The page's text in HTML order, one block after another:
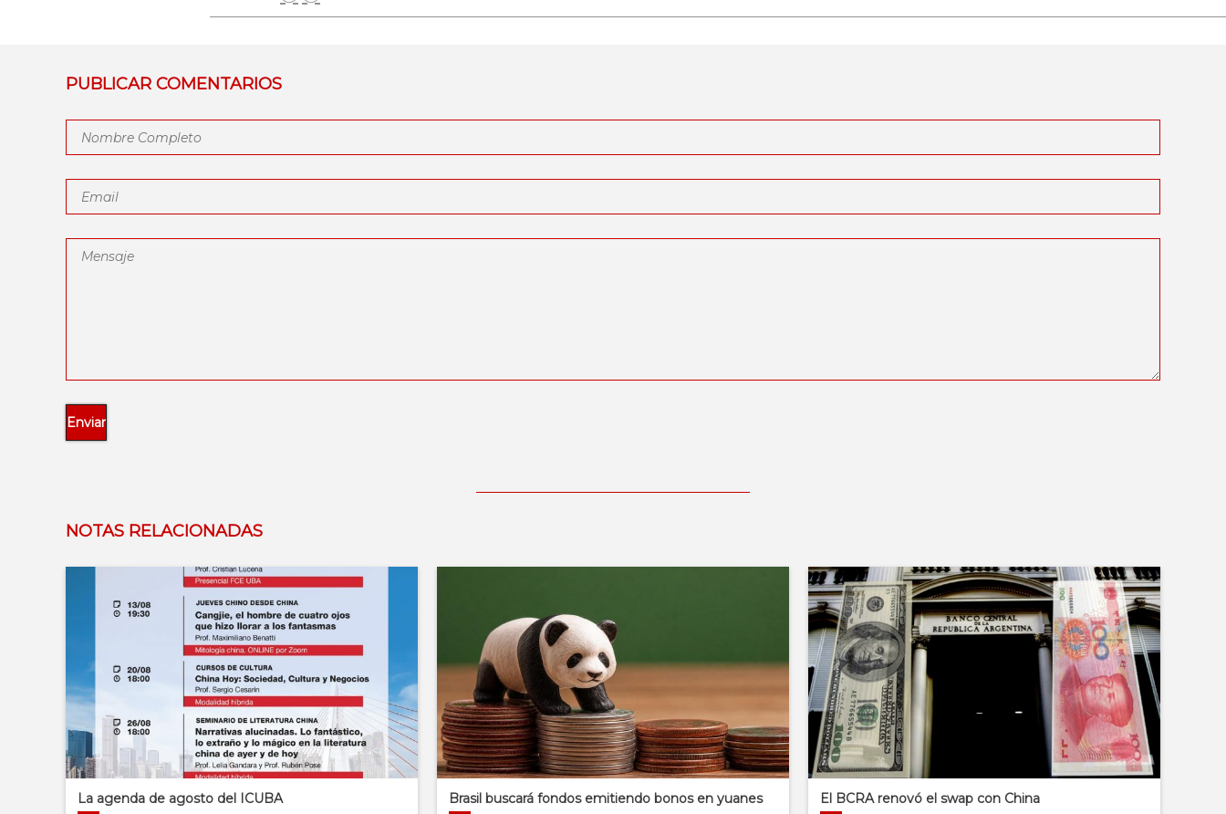
PUBLICAR COMENTARIOS
NOTAS RELACIONADAS
La agenda de agosto del ICUBA Brasil buscará fondos emitiendo bonos en yuanes El BCRA renovó el swap con China